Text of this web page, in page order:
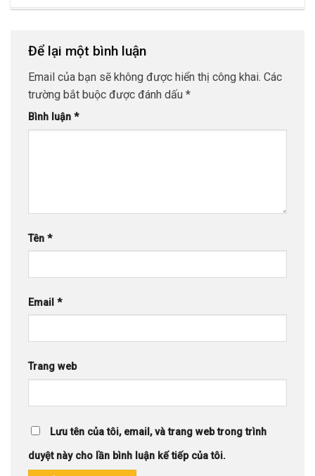
Để lại một bình luận
Email của bạn sẽ không được hiển thị công khai. Các
trường bắt buộc được đánh dấu *
Bình luận *
Tên *
Email *
Trang web
Lưu tên của tôi, email, và trang web trong trình
duyệt này cho lần bình luận kế tiếp của tôi.